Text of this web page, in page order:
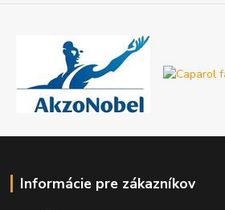
Informácie pre zákazníkov